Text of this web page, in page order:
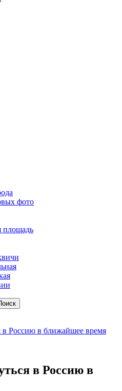
фото
площадь
в Россию в ближайшее время
в Россию в